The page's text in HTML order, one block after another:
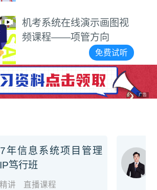
机考系统在线演示画图视
频课程——项管方向
免费试听
广告
年信息系统项目管理
笃行班
讲 直播课程